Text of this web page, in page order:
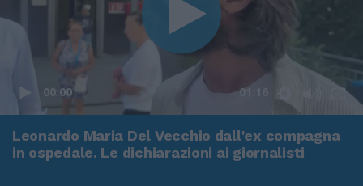
00:00 01:16
Leonardo Maria Del Vecchio dall'ex compagna
in ospedale. Le dichiarazioni ai giornalisti